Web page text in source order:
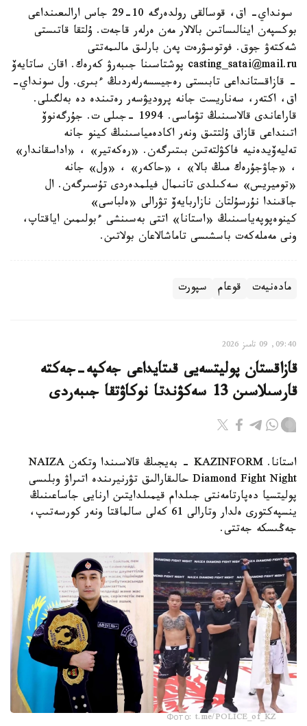
سونداي- اق، قوسالقى رولدەرگە 10-29 جاس ارالىعىنداعى
بوكسپەن اينالىساتىن بالالار مەن ەرلەر قاجەت. ۇلتقا قاتىستى
شەكتەۋ جوق. فوتوسۋرەت پەن بارلىق مالىمەتتى
casting_satai@mail.ru پوشتاسىنا جىبەرۋ كەرەك. اقان ساتايەۆ
- قازاقستانداعى تابىستى رەجيسسەرلەردىڭ ءبىرى. ول سونداي-
اق، اكتەر، سەناريست جانە پروديۋسەر رەتىندە دە بەلگىلى.
قاراعاندى قالاسىنىڭ تۋماسى. 1994 -جىلى ت. جۇرگەنوۆ
اتىنداعى قازاق ۇلتتىق ونەر اكادەمياسىنىڭ كينو جانە
تەليەۆيدەنيە فاكۋلتەتىن بىتىرگەن. «رەكەتير» ، «اداسقاندار»
، «جاۋجۇرەك مىڭ بالا» ، «حاكەر» ، «ول» جانە
«توميريس» سەكىلدى تانىمال فيلمدەردى تۇسىرگەن. ال
جاقىندا نۇرسۇلتان نازاربايەۆ تۋرالى «ەلباسى»
كينوەپوپەياسىنىڭ «استانا» اتتى بەسىنشى ءبولىمىن اياقتاپ،
ونى مەملەكەت باسشىسى تاماشالاعان بولاتىن.
مادەنيەت قوعام سپورت
09:40, 09 تامىز 2026
قازاقستان پوليتسەيى قىتايداعى جەكپە-جەكتە
قارسىلاسىن 13 سەكۋندتا نوكاۋتقا جىبەردى
استانا. KAZINFORM - بەيجىڭ قالاسىندا وتكەن NAIZA
Diamond Fight Night حالىقارالىق تۋرنيرىندە اتىراۋ وبلىسى
پوليتسيا دەپارتامەنتى جىلدام قيمىلدايتىن ارنايى جاساعىنىڭ
ينسپەكتورى ەلدار وتارالى 61 كەلى سالماقتا ونەر كورسەتىپ،
جەڭىسكە جەتتى.
Фото: t.me/POLICE_of_KZ